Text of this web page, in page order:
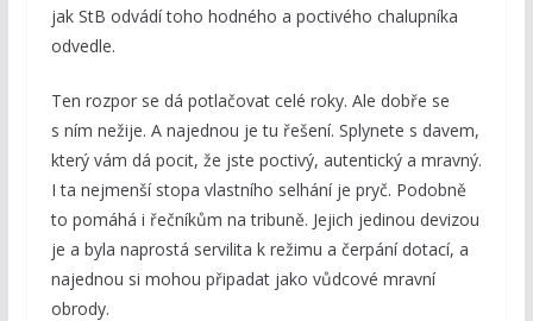
jak StB odvádí toho hodného a poctivého chalupníka
odvedle.
Ten rozpor se dá potlačovat celé roky. Ale dobře se
s ním nežije. A najednou je tu řešení. Splynete s davem,
který vám dá pocit, že jste poctivý, autentický a mravný.
I ta nejmenší stopa vlastního selhání je pryč. Podobně
to pomáhá i řečníkům na tribuně. Jejich jedinou devizou
je a byla naprostá servilita k režimu a čerpání dotací, a
najednou si mohou připadat jako vůdcové mravní
obrody.